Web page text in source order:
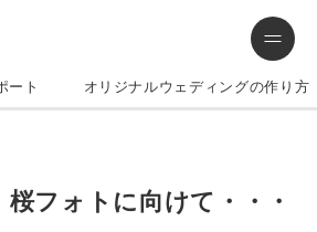
ート オリジナルウェディングの作り方
フォトに向けて・・・